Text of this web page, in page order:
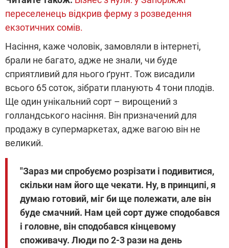
переселенець відкрив ферму з розведення
екзотичних сомів.
Насіння, каже чоловік, замовляли в інтернеті,
брали не багато, адже не знали, чи буде
сприятливий для нього ґрунт. Тож висадили
всього 65 соток, зібрати планують 4 тони плодів.
Ще один унікальний сорт – вирощений з
голландського насіння. Він призначений для
продажу в супермаркетах, адже вагою він не
великий.
"Зараз ми спробуємо розрізати і подивитися,
скільки нам його ще чекати. Ну, в принципі, я
думаю готовий, міг би ще полежати, але він
буде смачний. Нам цей сорт дуже сподобався
і головне, він сподобався кінцевому
споживачу. Люди по 2-3 рази на день